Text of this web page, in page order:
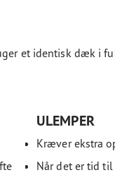
et identisk dæk i
ULEMPER
Kræver ekstra
Når det er tid